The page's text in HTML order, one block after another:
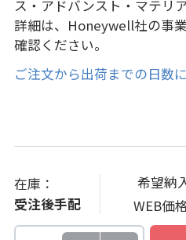
ス・アドバンスト・マテリア
詳細は、Honeywell社の事
確認ください。
ご注文から出荷までの日数
在庫：
受注後手配
希望納
WEB価